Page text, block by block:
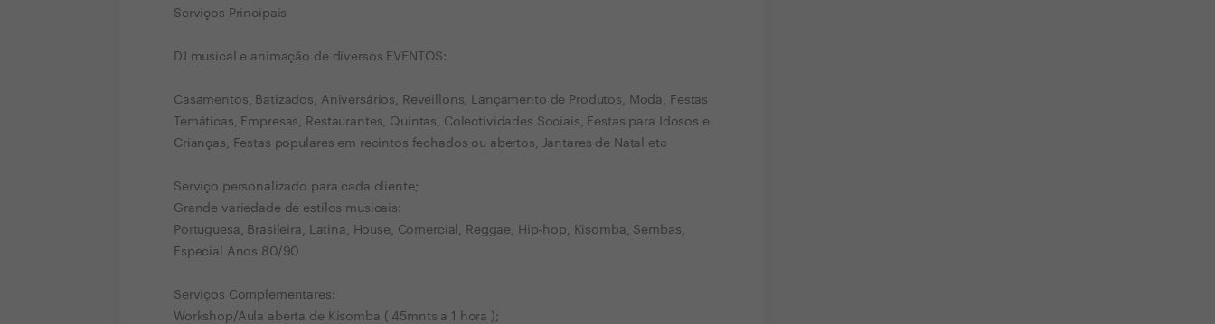
Serviços Principais
DJ musical e animação de diversos EVENTOS:
Casamentos, Batizados, Aniversários, Reveillons, Lançamento de Produtos, Moda, Festas
Temáticas, Empresas, Restaurantes, Quintas, Colectividades Sociais, Festas para Idosos e
Crianças, Festas populares em recintos fechados ou abertos, Jantares de Natal etc
Serviço personalizado para cada cliente;
Grande variedade de estilos musicais:
Portuguesa, Brasileira, Latina, House, Comercial, Reggae, Hip-hop, Kisomba, Sembas,
Especial Anos 80/90
Serviços Complementares:
Workshop/Aula aberta de Kisomba ( 45mnts a 1 hora );